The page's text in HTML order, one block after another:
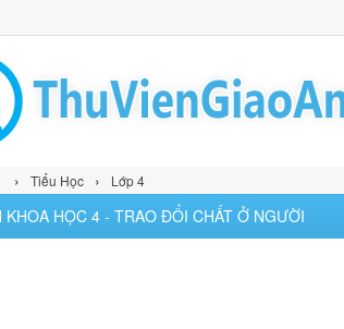
› Tiểu Học › Lớp 4
KHOA HỌC 4 - TRAO ĐỔI CHẤT Ở NGƯỜI